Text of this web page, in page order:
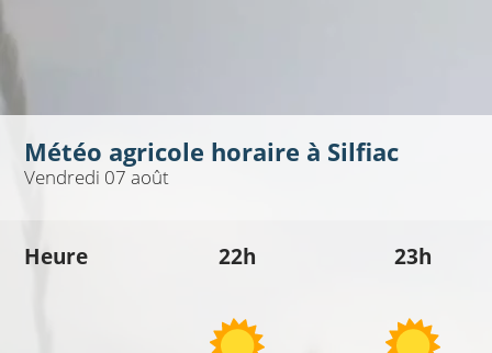
Météo agricole horaire à Silfiac
Vendredi 07 août
Heure 22h 23h